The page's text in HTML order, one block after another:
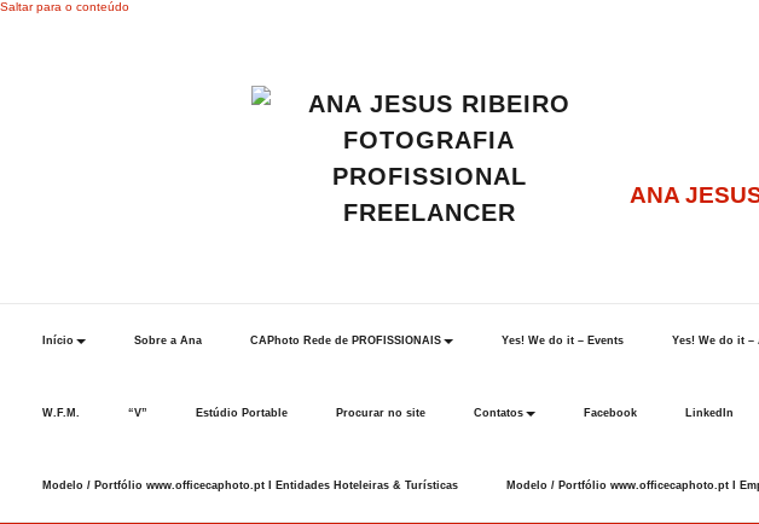
Saltar para o conteúdo
ANA
Início Sobre a Ana CAPhoto Rede de PROFISSIONAIS Yes! We do it – Events Yes! We do it –
W.F.M. “V” Estúdio Portable Procurar no site Contatos Facebook LinkedIn
Modelo / Portfólio www.officecaphoto.pt I Entidades Hoteleiras & Turísticas Modelo / Portfólio www.officecaphoto.pt I